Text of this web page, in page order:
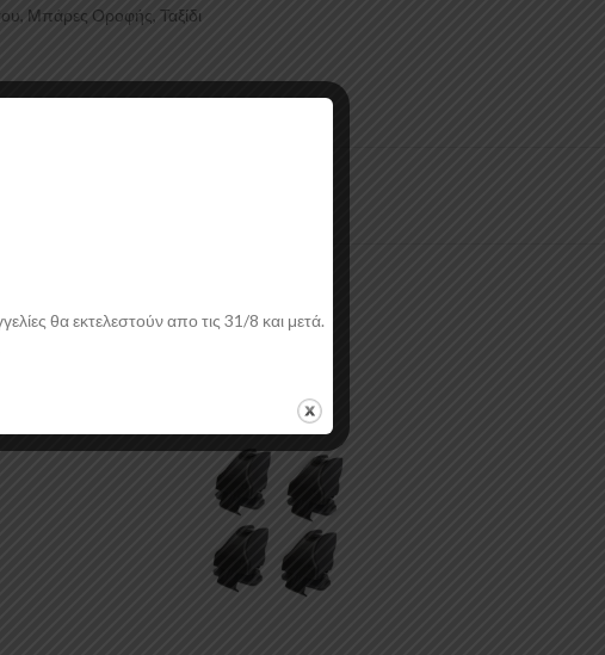
, Μπάρες Οροφής, Ταξίδι
θα εκτελεστούν απο τις 31/8 και μετά.